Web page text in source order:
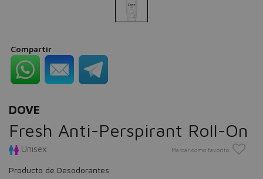
Compartir
DOVE
Fresh Anti-Perspirant Roll-On
Unisex Marcar como favorito
Producto de Desodorantes